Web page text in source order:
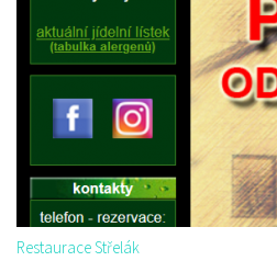
Restaurace Střelák